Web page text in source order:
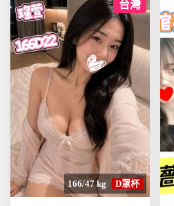
台灣
166/47 kg D罩杯